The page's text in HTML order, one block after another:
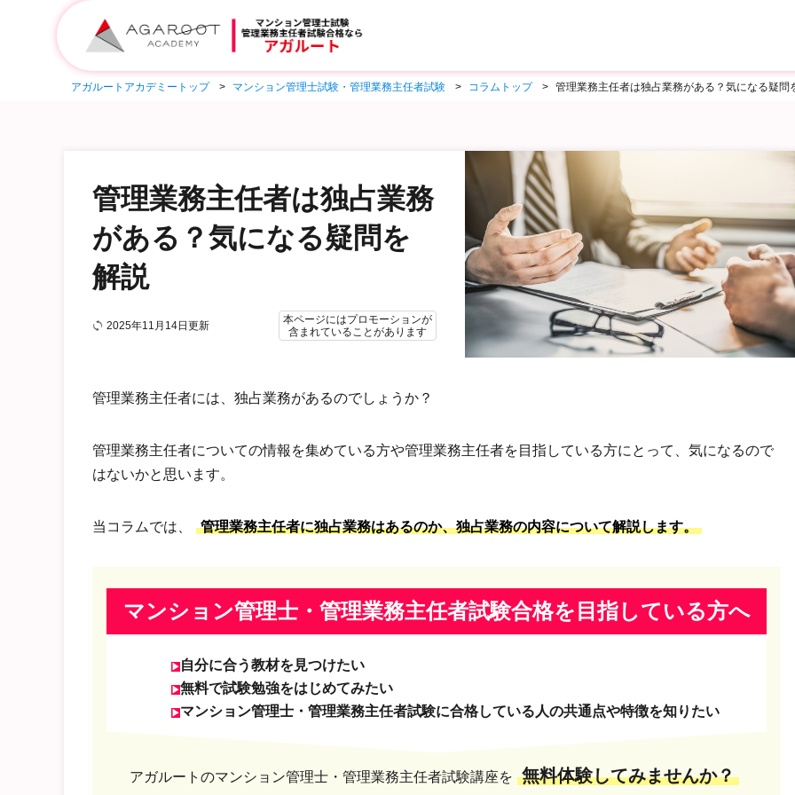
アガルートアカデミートップ マンション管理士試験・管理業務主任者試験 コラムトップ 管理業務主任者は独占業務がある？気になる疑問
管理業務主任者は独占業務
がある？気になる疑問を
解説
2025年11月14日更新
本ページにはプロモーションが
含まれていることがあります
管理業務主任者には、独占業務があるのでしょうか？
管理業務主任者についての情報を集めている方や管理業務主任者を目指している方にとって、気になるので
はないかと思います。
当コラムでは、 管理業務主任者に独占業務はあるのか、独占業務の内容について解説します。
マンション管理士・管理業務主任者試験合格を 目指している方へ
自分に合う教材を見つけたい
無料で試験勉強をはじめてみたい
マンション管理士・管理業務主任者試験に合格している人の共通点や特徴を知りたい
アガルートのマンション管理士・管理業務主任者試験講座を 無料体験してみませんか？